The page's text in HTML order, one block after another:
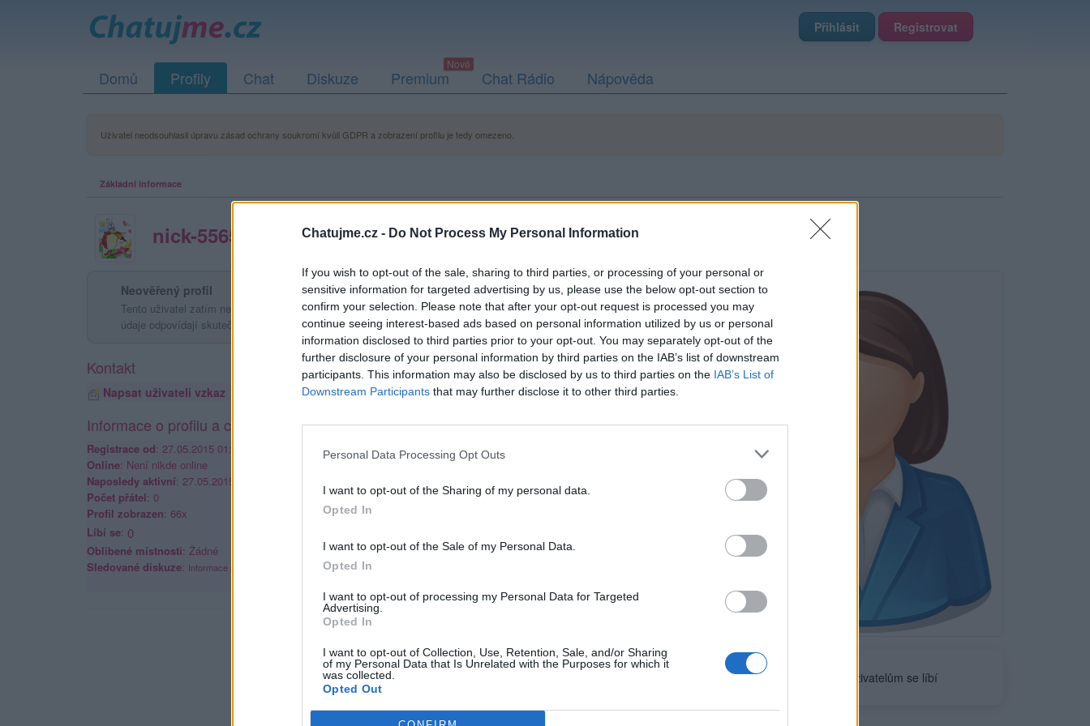
Chatujme.cz - Do Not Process My Personal Information
If you wish to opt-out of the sale, sharing to third parties, or processing of your personal or
sensitive information for targeted advertising by us, please use the below opt-out section to
confirm your selection. Please note that after your opt-out request is processed you may
continue seeing interest-based ads based on personal information utilized by us or personal
information disclosed to third parties prior to your opt-out. You may separately opt-out of the
further disclosure of your personal information by third parties on the IAB’s list of downstream
participants. This information may also be disclosed by us to third parties on the IAB’s List of
Downstream Participants that may further disclose it to other third parties.
Personal Data Processing Opt Outs
I want to opt-out of the Sharing of my personal data.
Opted In
I want to opt-out of the Sale of my Personal Data.
Opted In
I want to opt-out of processing my Personal Data for Targeted
Advertising.
Opted In
I want to opt-out of Collection, Use, Retention, Sale, and/or Sharing
of my Personal Data that Is Unrelated with the Purposes for which it
was collected.
Opted Out
Přihlásit Registrovat
Domů Profily Chat Diskuze Premium Chat Rádio Nápověda
Uživatel neodsouhlasil úpravu zásad ochrany soukromí kvůli GDPR a zobrazení profilu je tedy omezeno.
Základní informace
nick-556502865bb90
Neověřeno
uživatelům se líbí
Neověřený profil
Tento uživatel zatím neprokázal svou identitu ověřovací fotografií. U neověřených profilů nelze zaručit, že fotografie a
údaje odpovídají skutečné osobě.
Kontakt
Napsat uživateli vzkaz
Informace o profilu a chatu
Registrace od: 27.05.2015 01:32
Online: Není nikde online
Naposledy aktivní: 27.05.2015 01:32
Počet přátel: 0
Profil zobrazen: 66x
Líbí se: 0
Oblibené místnosti: Žádné
Sledované diskuze: Informace pro uživatele